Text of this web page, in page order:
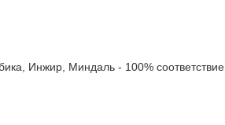
Инжир, Миндаль - 100% соответствие